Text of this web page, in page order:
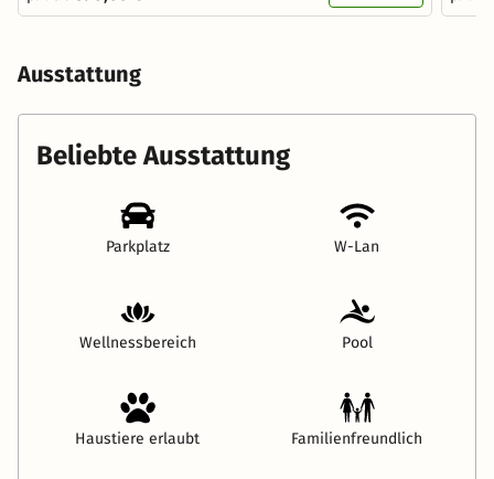
Ausstattung
Beliebte Ausstattung
Parkplatz W-Lan
Wellnessbereich Pool
Haustiere erlaubt Familienfreundlich